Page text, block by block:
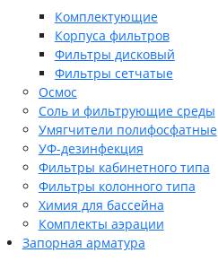
Комплектующие
Корпуса фильтров
Фильтры дисковый
Фильтры сетчатые
Осмос
Соль и фильтрующие среды
Умягчители полифосфатные
УФ-дезинфекция
Фильтры кабинетного типа
Фильтры колонного типа
Химия для бассейна
Комплекты аэрации
Запорная арматура